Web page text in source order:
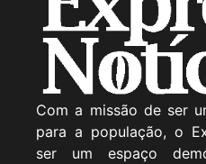
Com a missão de ser
para a população, o
ser um espaço